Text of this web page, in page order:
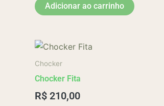
Adicionar ao carrinho
Chocker
Chocker Fita
R$ 210,00